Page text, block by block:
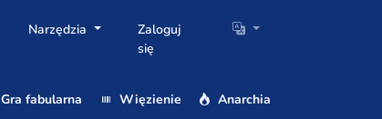
Narzędzia
Zaloguj
się
Gra fabularna Więzienie Anarchia